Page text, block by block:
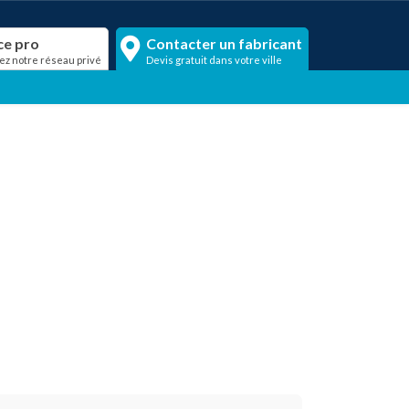
pro
notre réseau privé
Contacter un fabricant
Devis gratuit dans votre ville